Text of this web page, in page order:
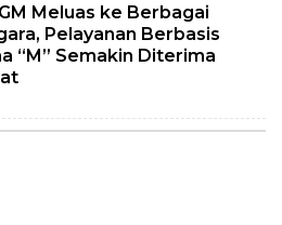
Meluas ke Berbagai
Pelayanan Berbasis
“M” Semakin Diterima